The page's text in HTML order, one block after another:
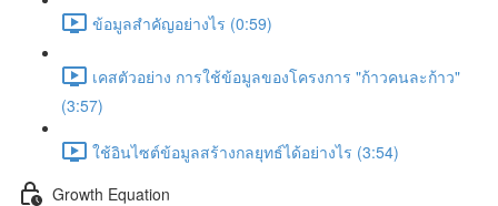
ข้อมูลสำคัญอย่างไร (0:59)
เคสตัวอย่าง การใช้ข้อมูลของโครงการ "ก้าวคนละก้าว"
(3:57)
ใช้อินไซต์ข้อมูลสร้างกลยุทธ์ได้อย่างไร (3:54)
Growth Equation